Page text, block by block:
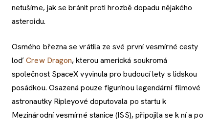
netušíme, jak se bránit proti hrozbě dopadu nějakého
asteroidu.
Osmého března se vrátila ze své první vesmírné cesty
loďCrew Dragon, kterou americká soukromá
společnost SpaceX vyvinula pro budoucí lety s lidskou
posádkou. Osazená pouze figurínou legendární filmové
astronautky Ripleyové doputovala po startu k
Mezinárodní vesmírné stanice (ISS), připojila se k ní a po